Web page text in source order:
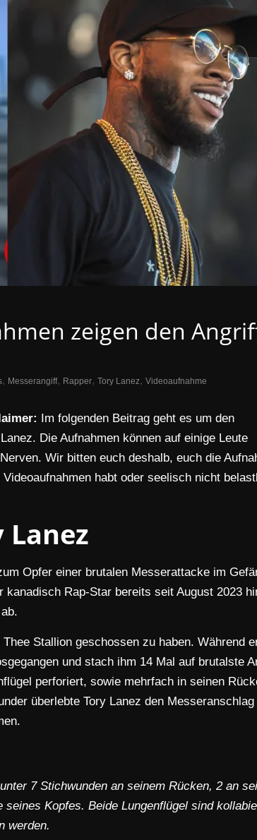
zeigen den
, Messerangiff, Rapper, Tory Lanez, Videoaufnahme
Im folgenden Beitrag geht es um den
Die Aufnahmen können auf einige Leute
Wir bitten euch deshalb, euch die
habt oder seelisch nicht
Lanez
Opfer einer brutalen Messerattacke im
Rap-Star bereits seit August 2023
Stallion geschossen zu haben. Während
und stach ihm 14 Mal auf brutalste
perforiert, sowie mehrfach in seinen
überlebte Tory Lanez den Messeranschlag
7 Stichwunden an seinem Rücken, 2 an
Kopfes. Beide Lungenflügel sind
werden.